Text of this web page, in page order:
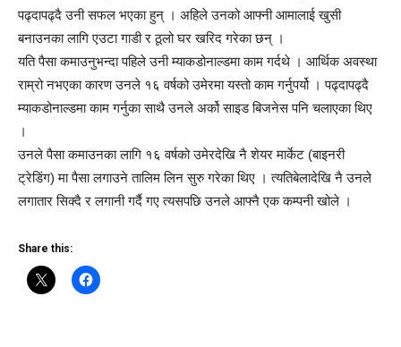
पढ्दापढ्दै उनी सफल भएका हुन् । अहिले उनको आफ्नी आमालाई खुसी
बनाउनका लागि एउटा गाडी र ठूलो घर खरिद गरेका छन् ।
यति पैसा कमाउनुभन्दा पहिले उनी म्याकडोनाल्डमा काम गर्दथे । आर्थिक अवस्था
राम्रो नभएका कारण उनले १६ वर्षको उमेरमा यस्तो काम गर्नुपर्यो । पढ्दापढ्दै
म्याकडोनाल्डमा काम गर्नुका साथै उनले अर्को साइड बिजनेस पनि चलाएका थिए
।
उनले पैसा कमाउनका लागि १६ वर्षको उमेरदेखि नै शेयर मार्केट (बाइनरी
ट्रेडिंग) मा पैसा लगाउने तालिम लिन सुरु गरेका थिए । त्यतिबेलादेखि नै उनले
लगातार सिक्दै र लगानी गर्दै गए त्यसपछि उनले आफ्नै एक कम्पनी खोले ।
Share this: